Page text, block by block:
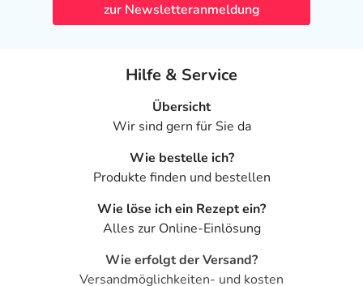
PIERRE FABRE DERMO KOSMETIK GmbH
Angaben gem. EU-Produktsicherheitsverordnung (GPSR)
zur Newsletteranmeldung
Hilfe & Service
Übersicht
Wir sind gern für Sie da
Wie bestelle ich?
Produkte finden und bestellen
Wie löse ich ein Rezept ein?
Alles zur Online-Einlösung
Wie erfolgt der Versand?
Versandmöglichkeiten- und kosten